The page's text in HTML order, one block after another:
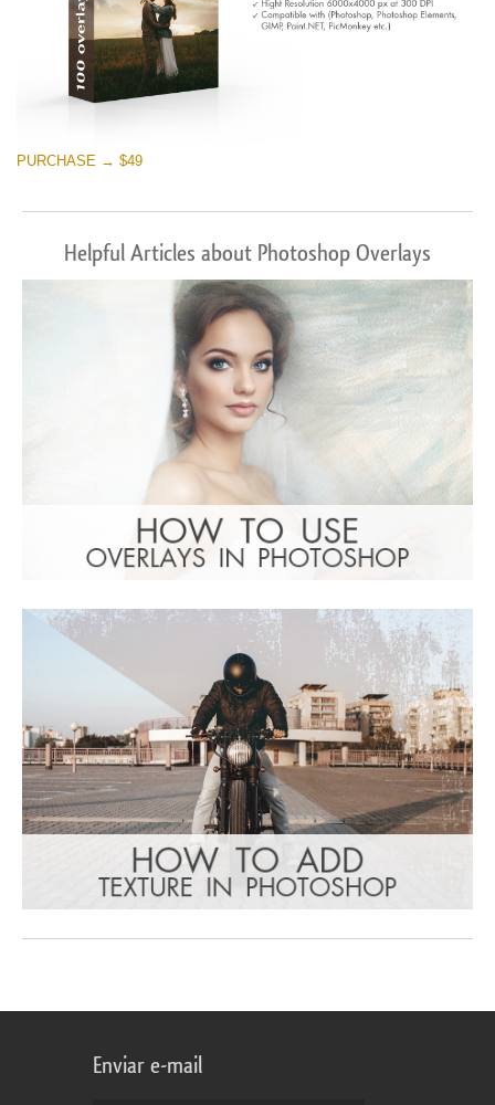
PURCHASE → $49
Helpful Articles about Photoshop Overlays
Enviar e-mail